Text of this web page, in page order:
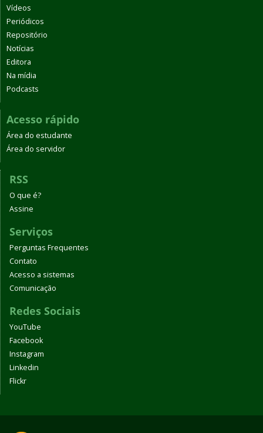
Vídeos
Periódicos
Repositório
Notícias
Editora
Na mídia
Podcasts
Acesso rápido
Área do estudante
Área do servidor
RSS
O que é?
Assine
Serviços
Perguntas Frequentes
Contato
Acesso a sistemas
Comunicação
Redes Sociais
YouTube
Facebook
Instagram
Linkedin
Flickr